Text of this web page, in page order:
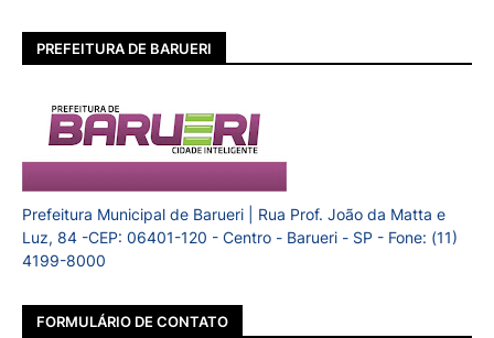
PREFEITURA DE BARUERI
Prefeitura Municipal de Barueri | Rua Prof. João da Matta e
Luz, 84 -CEP: 06401-120 - Centro - Barueri - SP - Fone: (11)
4199-8000
FORMULÁRIO DE CONTATO